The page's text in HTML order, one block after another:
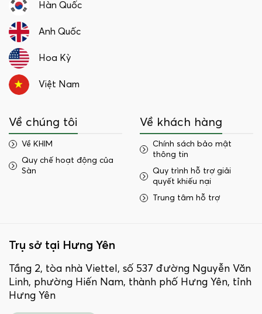
Hàn Quốc
Anh Quốc
Hoa Kỳ
Việt Nam
Về chúng tôi
Về KHIM
Quy chế hoạt động của
Sàn
Về khách hàng
Chính sách bảo mật
thông tin
Quy trình hỗ trợ giải
quyết khiếu nại
Trung tâm hỗ trợ
Trụ sở tại Hưng Yên
Tầng 2, tòa nhà Viettel, số 537 đường Nguyễn Văn
Linh, phường Hiến Nam, thành phố Hưng Yên, tỉnh
Hưng Yên